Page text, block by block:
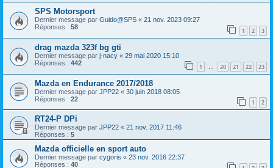
SPS Motorsport
Dernier message par Guido@SPS « 21 nov. 2023 09:27
Réponses : 58 1 2 3
drag mazda 323f bg gti
Dernier message par j-nacy « 29 mai 2020 15:10
Réponses : 442 1 … 20 21 22 23
Mazda en Endurance 2017/2018
Dernier message par JPP22 « 30 juin 2018 08:05
Réponses : 22 1 2
RT24-P DPi
Dernier message par JPP22 « 21 nov. 2017 11:46
Réponses : 5
Mazda officielle en sport auto
Dernier message par cygoris « 23 nov. 2016 22:37
Réponses : 40